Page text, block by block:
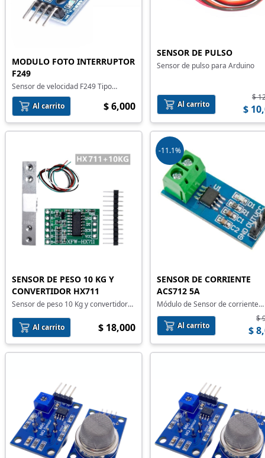
MODULO FOTO INTERRUPTOR
F249
Sensor de velocidad F249 Tipo
Herradura
Al carrito
$ 6,000
SENSOR DE PULSO
Sensor de pulso para Arduino
Al carrito
$
$
SENSOR DE PESO 10 KG Y
CONVERTIDOR HX711
Sensor de peso 10 Kg y convertidor
Al carrito
$ 18,000
-11.1%
SENSOR DE CORRIENTE
ACS712 5A
Módulo de Sensor de corriente
ACS712 5A
Al carrito
$
$